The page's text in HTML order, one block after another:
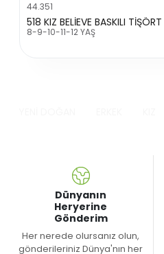
44.351
518 KIZ BELİEVE BASKILI TİŞÖRT
8-9-10-11-12 YAŞ
Dünyanın
Heryerine
Gönderim
Her nerede olursanız olun,
gönderileriniz Dünya'nın her